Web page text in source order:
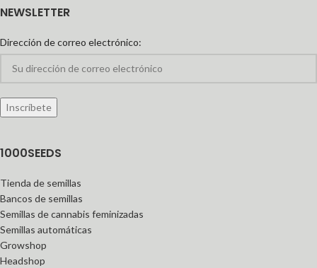
NEWSLETTER
Dirección de correo electrónico:
1000SEEDS
Tienda de semillas
Bancos de semillas
Semillas de cannabis feminizadas
Semillas automáticas
Growshop
Headshop